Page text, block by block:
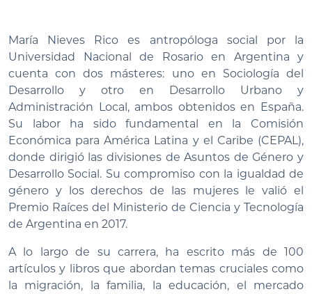
María Nieves Rico es antropóloga social por la
Universidad Nacional de Rosario en Argentina y
cuenta con dos másteres: uno en Sociología del
Desarrollo y otro en Desarrollo Urbano y
Administración Local, ambos obtenidos en España.
Su labor ha sido fundamental en la Comisión
Económica para América Latina y el Caribe (CEPAL),
donde dirigió las divisiones de Asuntos de Género y
Desarrollo Social. Su compromiso con la igualdad de
género y los derechos de las mujeres le valió el
Premio Raíces del Ministerio de Ciencia y Tecnología
de Argentina en 2017.
A lo largo de su carrera, ha escrito más de 100
artículos y libros que abordan temas cruciales como
la migración, la familia, la educación, el mercado